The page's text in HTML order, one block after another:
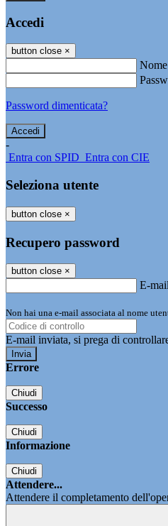
Accedi
button close ×
Password dimenticata?
-
Entra con SPID Entra con CIE
Seleziona utente
button close ×
Recupero password
button close ×
E-mail
Non hai una e-mail associata al nome
E-mail inviata, si prega di
Errore
Chiudi
Successo
Chiudi
Informazione
Chiudi
Attendere...
Attendere il completamento